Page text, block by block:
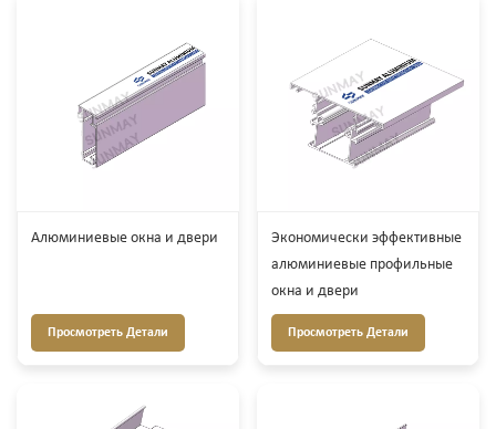
Алюминиевые окна и двери
Просмотреть Детали
Экономически эффективные
алюминиевые профильные
окна и двери
Просмотреть Детали